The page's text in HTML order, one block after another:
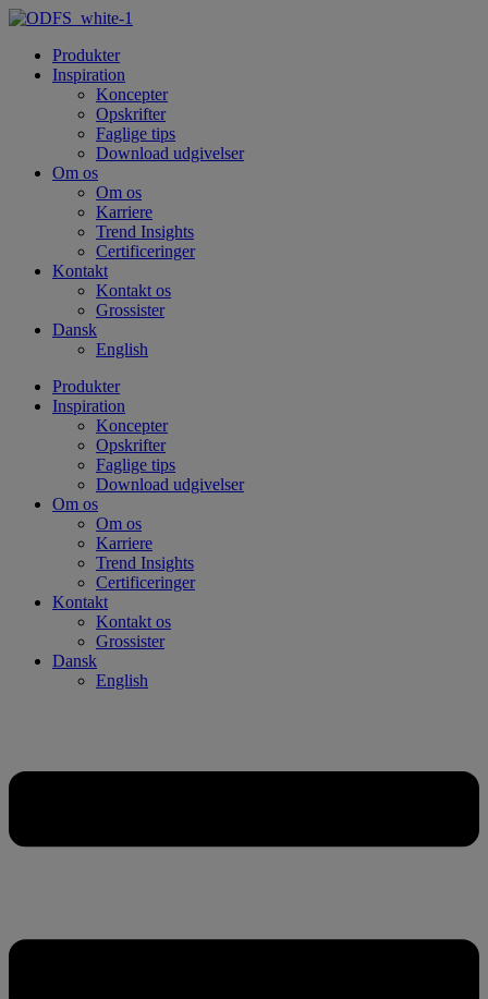
Skip
contentProdukter
Inspiration
Koncepter
Opskrifter
Faglige tips
Download udgivelser
Om os
Om os
Karriere
Trend Insights
Certificeringer
Kontakt
Kontakt os
Grossister
Dansk
English
Produkter
Inspiration
Koncepter
Opskrifter
Faglige tips
Download udgivelser
Om os
Om os
Karriere
Trend Insights
Certificeringer
Kontakt
Kontakt os
Grossister
Dansk
English